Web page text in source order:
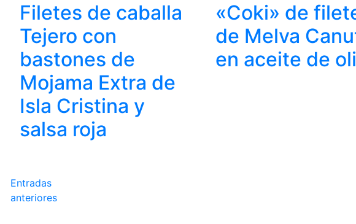
Filetes de caballa
Tejero con
bastones de
Mojama Extra de
Isla Cristina y
salsa roja
«Coki» de
de Melva
en aceite de
Navegación
de
Entradas
anteriores